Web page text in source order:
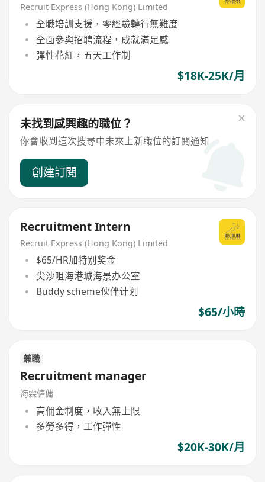
Recruit Express (Hong Kong) Limited
全職培訓支援，零經驗轉行無難度
全面參與招聘流程，成就滿足感
彈性花紅，五天工作制
$18K-25K/月
未找到感興趣的職位？
你會收到這次搜尋中未來上新職位的訂閱通知
創建訂閱
Recruitment Intern
Recruit Express (Hong Kong) Limited
$65/HR加特别奖金
尖沙咀海港城海景办公室
Buddy scheme伙伴计划
$65/小時
兼職
Recruitment manager
海霖僱傭
高佣金制度，收入無上限
多勞多得，工作彈性
$20K-30K/月